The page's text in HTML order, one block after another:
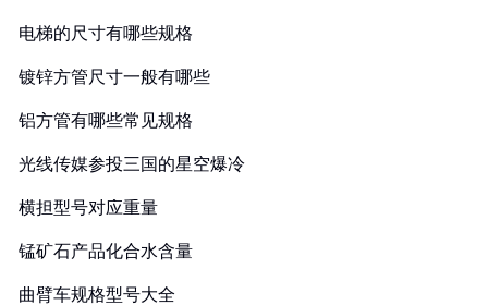
电梯的尺寸有哪些规格
镀锌方管尺寸一般有哪些
铝方管有哪些常见规格
光线传媒参投三国的星空爆冷
横担型号对应重量
锰矿石产品化合水含量
曲臂车规格型号大全